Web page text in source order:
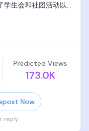
学生会和社团活动以
Predicted Views
173.0K
Now
reply